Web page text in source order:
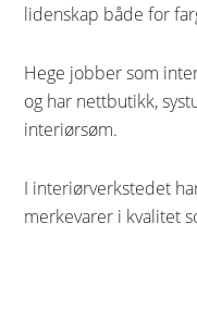
lidenskap både for
Hege jobber som
og har nettbutikk,
interiørsøm.
I interiørverkstedet
merkevarer i kvalitet